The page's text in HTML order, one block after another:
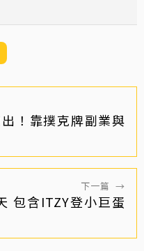
！靠撲克牌副業與
下一篇 →
包含ITZY登小巨蛋